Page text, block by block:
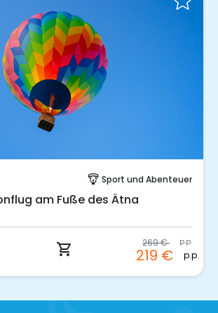
paragliding Sport und Abenteuer
am Fuße des Ätna
shopping_cart 269 € p.p.
219 € p.p.